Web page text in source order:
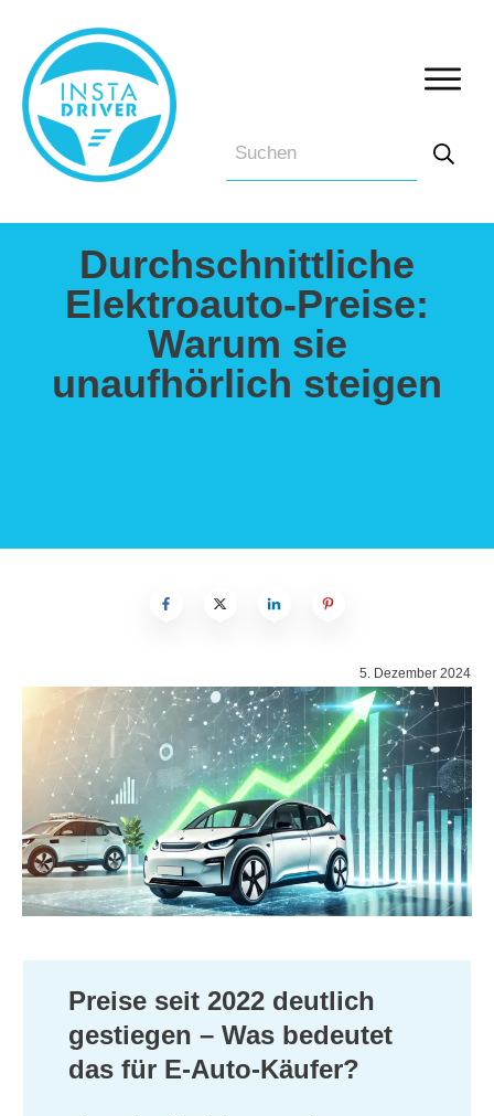
Durchschnittliche
Elektroauto-Preise:
Warum sie
unaufhörlich steigen
5. Dezember 2024
Preise seit 2022 deutlich
gestiegen – Was bedeutet
das für E-Auto-Käufer?